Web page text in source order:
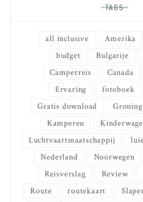
TAGS
all inclusive Amerika
budget
Bulgarije
Camperreis
Canada
Ervaring
fotoboek
Gratis download
Kamperen
Luchtvaartmaatschappij
Nederland
Noorwegen
Reisverslag
Review
Route
routekaart